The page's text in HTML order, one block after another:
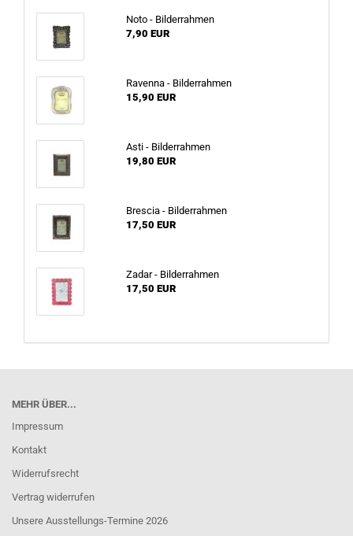
Noto - Bilderrahmen
7,90 EUR
Ravenna - Bilderrahmen
15,90 EUR
Asti - Bilderrahmen
19,80 EUR
Brescia - Bilderrahmen
17,50 EUR
Zadar - Bilderrahmen
17,50 EUR
MEHR ÜBER...
Impressum
Kontakt
Widerrufsrecht
Vertrag widerrufen
Unsere Ausstellungs-Termine 2026